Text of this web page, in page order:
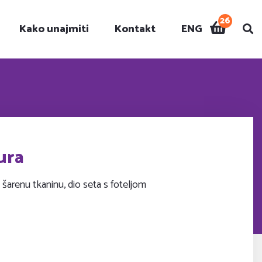
Kako unajmiti Kontakt ENG 26
tkaninu, dio seta s foteljom